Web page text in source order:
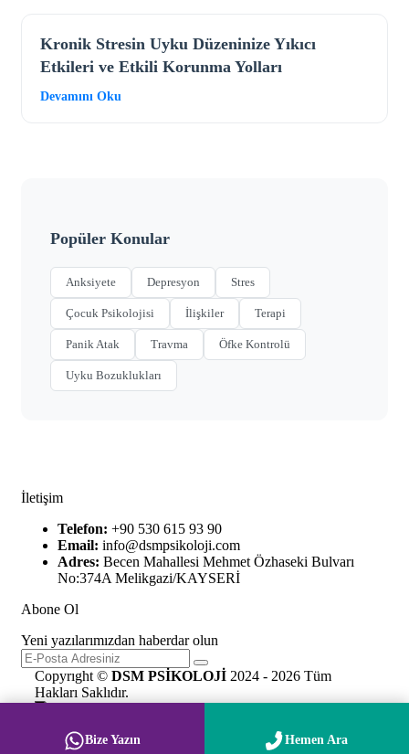
Kronik Stresin Uyku Düzeninize Yıkıcı
Etkileri ve Etkili Korunma Yolları
Devamını Oku
Popüler Konular
Anksiyete Depresyon Stres
Çocuk Psikolojisi İlişkiler Terapi
Panik Atak Travma Öfke Kontrolü
Uyku Bozuklukları
İletişim
Telefon: +90 530 615 93 90
Email: info@dsmpsikoloji.com
Adres: Becen Mahallesi Mehmet Özhaseki Bulvarı
No:374A Melikgazi/KAYSERİ
Abone Ol
Yeni yazılarımızdan haberdar olun
Copyrıght © DSM PSİKOLOJİ 2024 - 2026 Tüm
Hakları Saklıdır.
Bize Yazın Hemen Ara